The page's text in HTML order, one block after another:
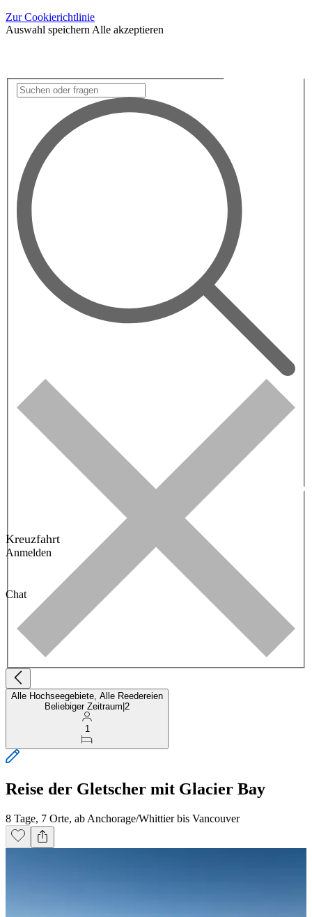
Zur Cookierichtlinie
Auswahl speichern Alle akzeptieren
Kreuzfahrt
Anmelden
Chat
Alle Hochseegebiete, Alle Reedereien
Beliebiger Zeitraum 2
1
Reise der Gletscher mit Glacier Bay
8 Tage, 7 Orte, ab Anchorage/Whittier bis Vancouver